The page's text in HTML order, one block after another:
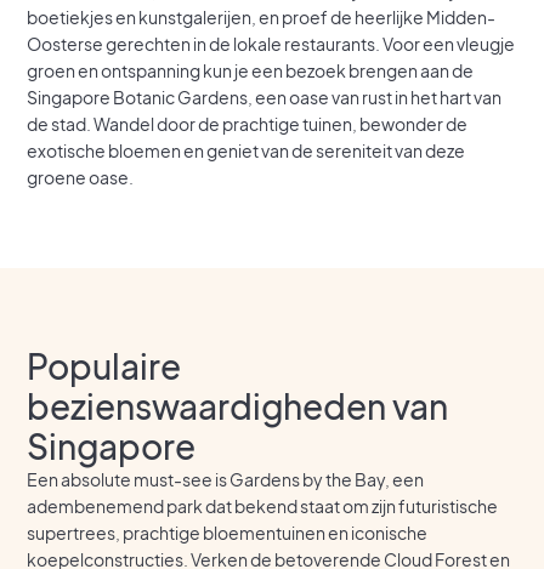
boetiekjes en kunstgalerijen, en proef de heerlijke Midden-
Oosterse gerechten in de lokale restaurants. Voor een vleugje
groen en ontspanning kun je een bezoek brengen aan de
Singapore Botanic Gardens, een oase van rust in het hart van
de stad. Wandel door de prachtige tuinen, bewonder de
exotische bloemen en geniet van de sereniteit van deze
groene oase.
Populaire
bezienswaardigheden van
Singapore
Een absolute must-see is Gardens by the Bay, een
adembenemend park dat bekend staat om zijn futuristische
supertrees, prachtige bloementuinen en iconische
koepelconstructies. Verken de betoverende Cloud Forest en